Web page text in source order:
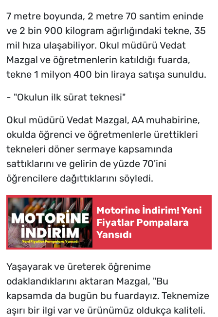
7 metre boyunda, 2 metre 70 santim eninde
ve 2 bin 900 kilogram ağırlığındaki tekne, 35
mil hıza ulaşabiliyor. Okul müdürü Vedat
Mazgal ve öğretmenlerin katıldığı fuarda,
tekne 1 milyon 400 bin liraya satışa sunuldu.
- "Okulun ilk sürat teknesi"
Okul müdürü Vedat Mazgal, AA muhabirine,
okulda öğrenci ve öğretmenlerle ürettikleri
tekneleri döner sermaye kapsamında
sattıklarını ve gelirin de yüzde 70'ini
öğrencilere dağıttıklarını söyledi.
Motorine İndirim! Yeni
Fiyatlar Pompalara
Yansıdı
Yaşayarak ve üreterek öğrenime
odaklandıklarını aktaran Mazgal, "Bu
kapsamda da bugün bu fuardayız. Teknemize
aşırı bir ilgi var ve ürünümüz oldukça kaliteli.